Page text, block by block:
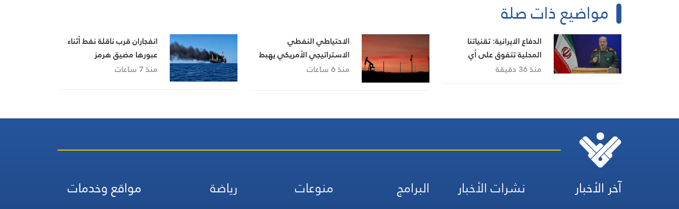
مواضيع ذات صلة
الدفاع الايرانية: تقنياتنا
المحلية تتفوق على أي
منظومة في المنطقة
منذ 36 دقيقة
الاحتياطي النفطي
الاستراتيجي الأمريكي يهبط
إلى أدنى مستوى منذ شباط
منذ 6 ساعات
انفجاران قرب ناقلة نفط أثناء
عبورها مضيق هرمز
منذ 7 ساعات
آخر الأخبار نشرات الأخبار البرامج منوعات رياضة مواقع وخدمات